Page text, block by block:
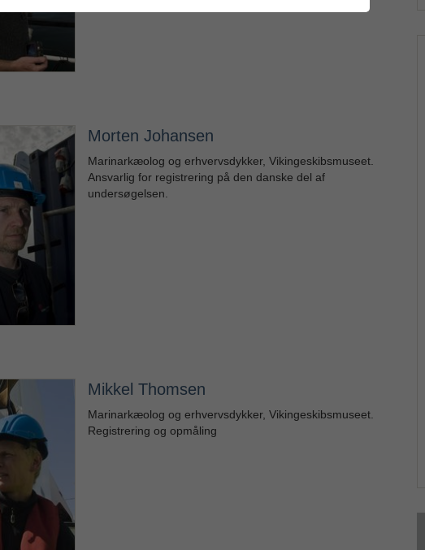
Morten Johansen
Marinarkæolog og erhvervsdykker, Vikingeskibsmuseet.
Ansvarlig for registrering på den danske del af
undersøgelsen.
Mikkel Thomsen
Marinarkæolog og erhvervsdykker, Vikingeskibsmuseet.
Registrering og opmåling